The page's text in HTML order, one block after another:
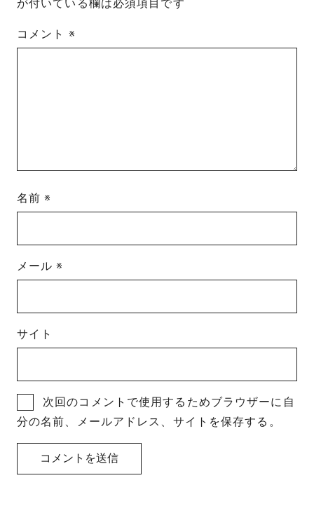
が付いている欄は必須項目です
コメント ※
名前※
メール※
サイト
次回のコメントで使用するためブラウザーに自
分の名前、メールアドレス、サイトを保存する。